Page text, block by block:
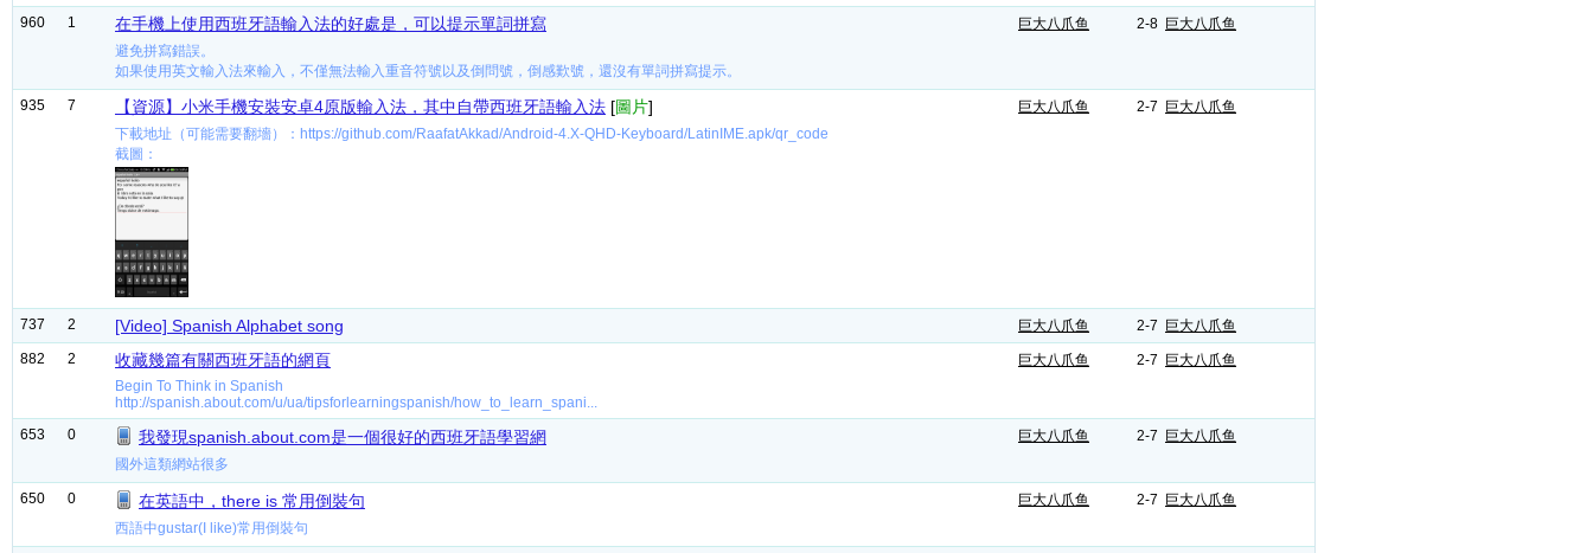
960 1 在手機上使用西班牙語輸入法的好處是，可以提示單詞拼寫
避免拼寫錯誤。
如果使用英文輸入法來輸入，不僅無法輸入重音符號以及倒問號，倒感歎號，還沒有單詞拼寫提示。
巨大八爪鱼 2-8 巨大八爪鱼
935 7 【資源】小米手機安裝安卓4原版輸入法，其中自帶西班牙語輸入法 [圖片]
下載地址（可能需要翻墻）：https://github.com/RaafatAkkad/Android-4.X-QHD-Keyboard/LatinIME.apk/qr_code
截圖：
巨大八爪鱼 2-7 巨大八爪鱼
737 2 [Video] Spanish Alphabet song 巨大八爪鱼 2-7
巨大八爪鱼
882
2 收藏幾篇有關西班牙語的網頁
Begin To Think in Spanish
http://spanish.about.com/u/ua/tipsforlearningspanish/how_to_learn_spani...
巨大八爪鱼 2-7 巨大八爪鱼
653 0 我發現spanish.about.com是一個很好的西班牙語學習網
國外這類網站很多
巨大八爪鱼 2-7 巨大八爪鱼
650 0 在英語中，there is 常用倒裝句
西語中gustar(I like)常用倒裝句
巨大八爪鱼 2-7 巨大八爪鱼